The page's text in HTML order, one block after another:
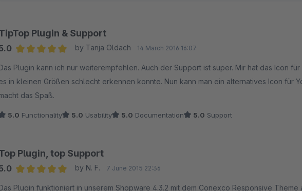
Plugin & Support
by Tanja Oldach 14 March 2016 16:07
Plugin kann ich nur weiterempfehlen. Auch der Support ist super. Mir hat das Icon
in kleinen Größen schlecht erkennen konnte. Nun kann man ein alternatives Icon für
das Spaß.
5.0 Functionality 5.0 Usability 5.0 Documentation 5.0 Support
Plugin, top Support
by N. F. 7 June 2015 22:36
Plugin funktioniert in unserem Shopware 4.3.2 mit dem Conexco Responsive